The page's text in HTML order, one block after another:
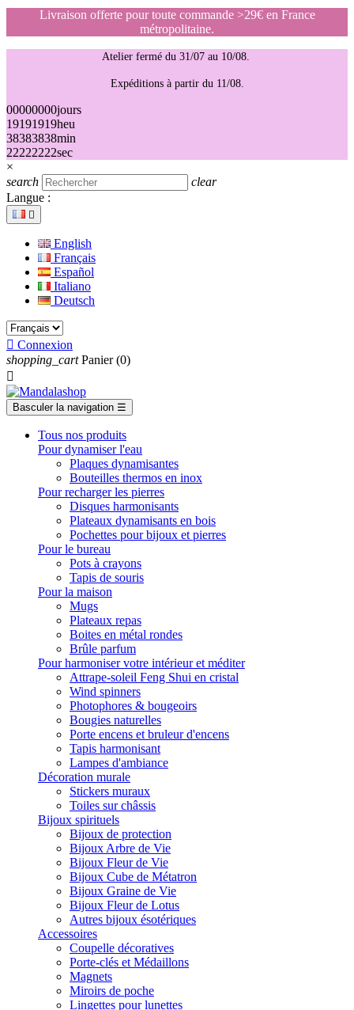
Livraison offerte pour toute commande >29€ en France
métropolitaine.
Atelier fermé du 31/07 au 10/08.
Expéditions à partir du 11/08.
00000000jours
19191919heu
38383838min
22222222sec
×
search
clear
Langue :

English
Français
Español
Italiano
Deutsch
 Connexion
shopping_cart Panier (0)

Basculer la navigation ☰
Tous nos produits
Pour dynamiser l'eau
Plaques dynamisantes
Bouteilles thermos en inox
Pour recharger les pierres
Disques harmonisants
Plateaux dynamisants en bois
Pochettes pour bijoux et pierres
Pour le bureau
Pots à crayons
Tapis de souris
Pour la maison
Mugs
Plateaux repas
Boites en métal rondes
Brûle parfum
Pour harmoniser votre intérieur et méditer
Attrape-soleil Feng Shui en cristal
Wind spinners
Photophores & bougeoirs
Bougies naturelles
Porte encens et bruleur d'encens
Tapis harmonisant
Lampes d'ambiance
Décoration murale
Stickers muraux
Toiles sur châssis
Bijoux spirituels
Bijoux de protection
Bijoux Arbre de Vie
Bijoux Fleur de Vie
Bijoux Cube de Métatron
Bijoux Graine de Vie
Bijoux Fleur de Lotus
Autres bijoux ésotériques
Accessoires
Coupelle décoratives
Porte-clés et Médaillons
Magnets
Miroirs de poche
Lingettes pour lunettes